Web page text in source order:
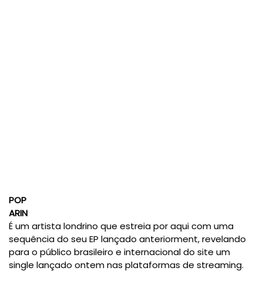
POP
ARIN
É um artista londrino que estreia por aqui com uma
sequência do seu EP lançado anteriorment, revelando
para o público brasileiro e internacional do site um
single lançado ontem nas plataformas de streaming.